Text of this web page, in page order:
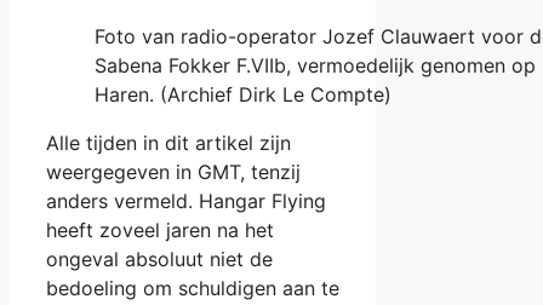
Foto van radio-operator Jozef Clauwaert voor
Sabena Fokker F.VIIb, vermoedelijk genomen op
Haren. (Archief Dirk Le Compte)
Alle tijden in dit artikel zijn
weergegeven in GMT, tenzij
anders vermeld. Hangar Flying
heeft zoveel jaren na het
ongeval absoluut niet de
bedoeling om schuldigen aan te